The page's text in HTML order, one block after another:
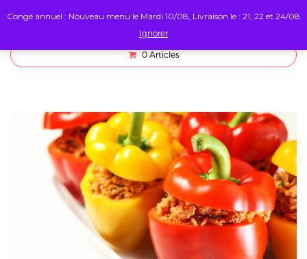
0 Articles
Congé annuel : Nouveau menu le Mardi 10/08, Livraison le : 21, 22 et 24/08
Ignorer